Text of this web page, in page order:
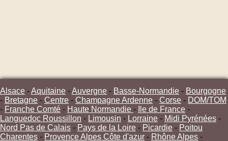
Alsace -Aquitaine -Auvergne - Basse-Normandie - Bourgogne
- Bretagne - Centre - Champagne Ardenne - Corse - DOM/TOM
- Franche Comté - Haute Normandie - Ile de France -
Languedoc Roussillon - Limousin - Lorraine - Midi Pyrénées -
Nord Pas de Calais - Pays de la Loire - Picardie - Poitou
Charentes - Provence Alpes Côte d'azur - Rhône Alpes -